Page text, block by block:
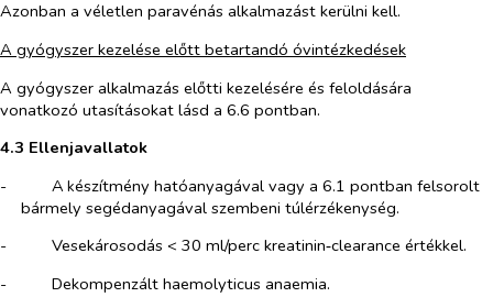
Azonban a véletlen paravénás alkalmazást kerülni kell.
A gyógyszer kezelése előtt betartandó óvintézkedések
A gyógyszer alkalmazás előtti kezelésére és feloldására
vonatkozó utasításokat lásd a 6.6 pontban.
4.3 Ellenjavallatok
-​
Akészítmény hatóanyagával vagy a 6.1 pontban felsorolt
bármely segédanyagával szembeni túlérzékenység.
-​
Vesekárosodás < 30 ml/perc kreatinin‑clearance értékkel.
-​
Dekompenzált haemolyticus anaemia.